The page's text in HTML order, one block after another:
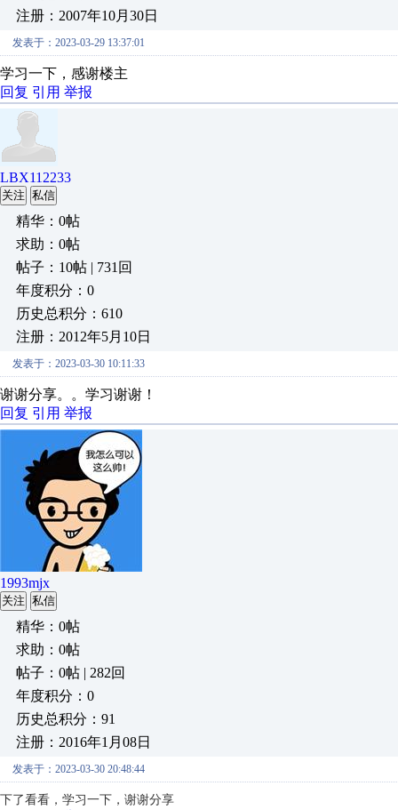
注册：2007年10月30日
发表于：2023-03-29 13:37:01
学习一下，感谢楼主
回复 引用 举报
LBX112233
关注 私信
精华：0帖
求助：0帖
帖子：10帖 | 731回
年度积分：0
历史总积分：610
注册：2012年5月10日
发表于：2023-03-30 10:11:33
谢谢分享。。学习谢谢！
回复 引用 举报
1993mjx
关注 私信
精华：0帖
求助：0帖
帖子：0帖 | 282回
年度积分：0
历史总积分：91
注册：2016年1月08日
发表于：2023-03-30 20:48:44
下了看看，学习一下，谢谢分享